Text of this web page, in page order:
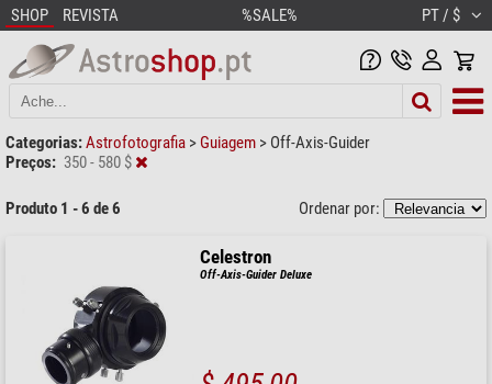
SHOP REVISTA %SALE% PT / $
Categorias:Astrofotografia > Guiagem > Off-Axis-Guider
Preços: 350 - 580 $
Produto 1 - 6 de 6 Ordenar por:
Celestron
Off-Axis-Guider Deluxe